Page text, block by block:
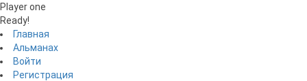
Player one
Ready!
Главная
Альманах
Войти
Регистрация